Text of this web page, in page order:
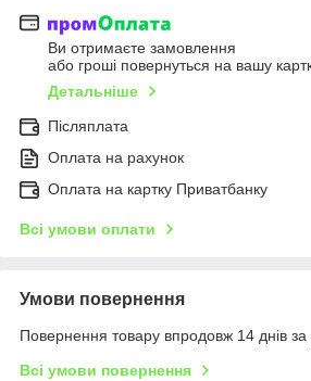
Ви отримаєте замовлення
або гроші повернуться на вашу
Детальніше
Післяплата
Оплата на рахунок
Оплата на картку Приватбанку
Всі умови оплати
Умови повернення
Повернення товару впродовж 14 днів
Всі умови повернення